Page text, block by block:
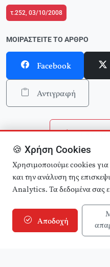
τ.252, 03/10/2008
ΜΟΙΡΑΣΤΕΊΤΕ ΤΟ ΆΡΘΡΟ
Facebook
Αντιγραφή
🍪 Χρήση Cookies
Χρησιμοποιούμε cookies για
και την ανάλυση της
Analytics. Τα δεδομένα σας
Αποδοχή